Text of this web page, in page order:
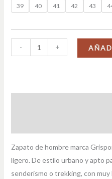
39 40 41 42 43
- +
Zapato de hombre marca
ligero. De estilo urbano y apto
senderismo o trekking, con